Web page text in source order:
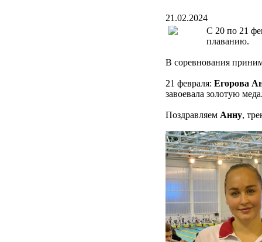
21.02.2024
С 20 по 21
плаванию.
В соревнования
21 февраля: Егорова
завоевала золотую
Поздравляем Анну,